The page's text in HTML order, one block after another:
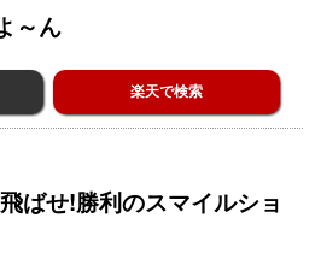
～ん
楽天で検索
ばせ!勝利のスマイルショ